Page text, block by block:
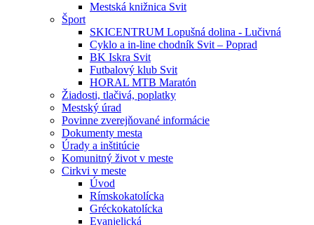
Mestská knižnica Svit
Šport
SKICENTRUM Lopušná dolina - Lučivná
Cyklo a in-line chodník Svit – Poprad
BK Iskra Svit
Futbalový klub Svit
HORAL MTB Maratón
Žiadosti, tlačivá, poplatky
Mestský úrad
Povinne zverejňované informácie
Dokumenty mesta
Úrady a inštitúcie
Komunitný život v meste
Cirkvi v meste
Úvod
Rímskokatolícka
Gréckokatolícka
Evanjelická